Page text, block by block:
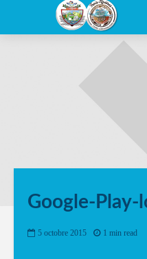
Google-
5 octobre 2015 1 min read